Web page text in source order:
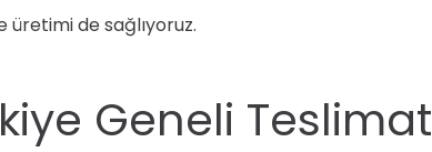
üretimi de sağlıyoruz.
Geneli Teslimat